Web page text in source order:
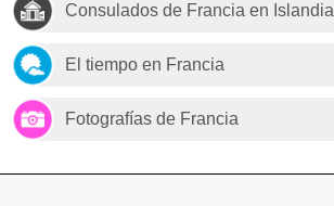
Consulados de Francia en Islandia
El tiempo en Francia
Fotografías de Francia